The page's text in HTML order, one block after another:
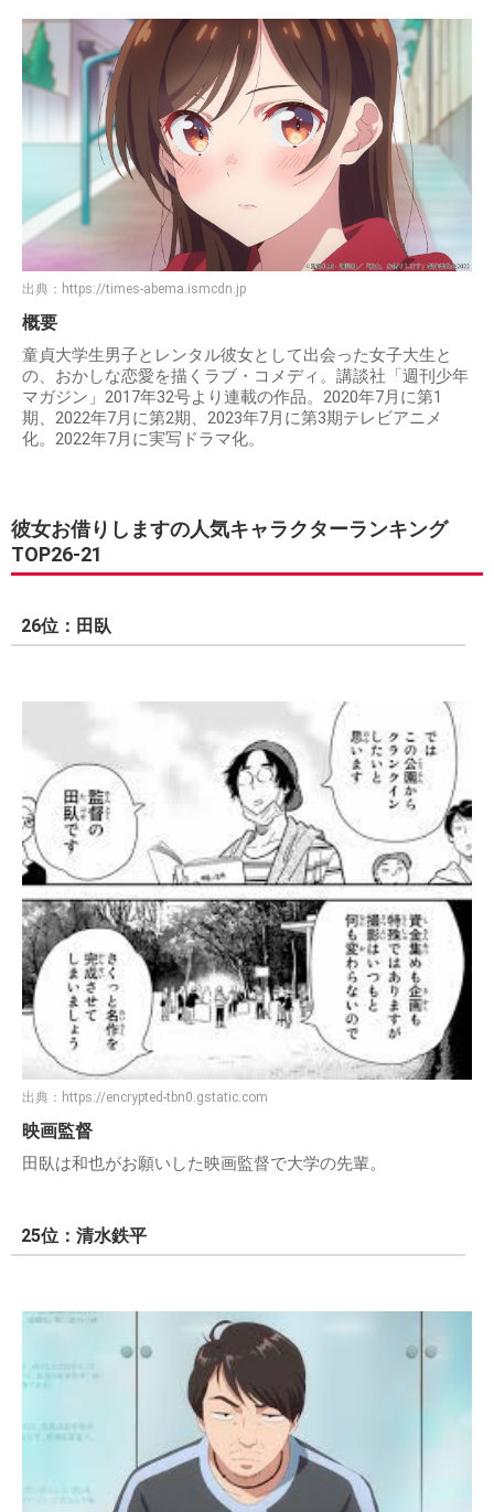
出典： https://times-abema.ismcdn.jp
概要
童貞大学生男子とレンタル彼女として出会った女子大生と
の、おかしな恋愛を描くラブ・コメディ。講談社「週刊少年
マガジン」2017年32号より連載の作品。2020年7月に第1
期、2022年7月に第2期、2023年7月に第3期テレビアニメ
化。2022年7月に実写ドラマ化。
彼女お借りしますの人気キャラクターランキング
TOP26-21
26位：田臥
出典： https://encrypted-tbn0.gstatic.com
映画監督
田臥は和也がお願いした映画監督で大学の先輩。
25位：清水鉄平